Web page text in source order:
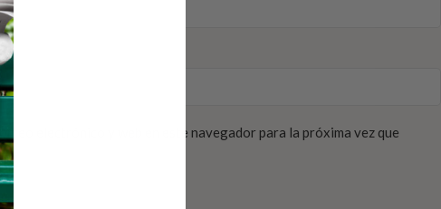
electrónico y web en este navegador para la próxima vez que